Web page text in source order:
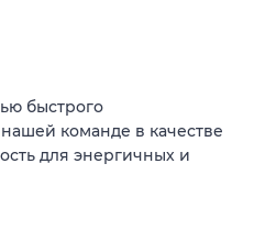
быстрого
команде в качестве
для энергичных и